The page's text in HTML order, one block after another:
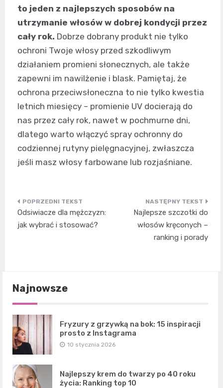
to jeden z najlepszych sposobów na
utrzymanie włosów w dobrej kondycji przez
cały rok. Dobrze dobrany produkt nie tylko
ochroni Twoje włosy przed szkodliwym
działaniem promieni słonecznych, ale także
zapewni im nawilżenie i blask. Pamiętaj, że
ochrona przeciwsłoneczna to nie tylko kwestia
letnich miesięcy – promienie UV docierają do
nas przez cały rok, nawet w pochmurne dni,
dlatego warto włączyć spray ochronny do
codziennej rutyny pielęgnacyjnej, zwłaszcza
jeśli masz włosy farbowane lub rozjaśniane.
Nawigacja
wpisu
Odsiwiacze dla mężczyzn:
jak wybrać i stosować?
Najlepsze szczotki do
włosów kręconych –
ranking i porady
Najnowsze
Fryzury z grzywką na bok: 15 inspiracji
prosto z Instagrama
10 stycznia 2026
Najlepszy krem do twarzy po 40 roku
życia: Ranking top 10